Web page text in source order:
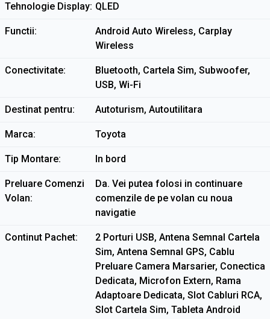
Tehnologie Display QLED
Functii
Android Auto Wireless, Carplay
Wireless
Conectivitate
Bluetooth, Cartela Sim, Subwoofer,
USB, Wi-Fi
Destinat pentru Autoturism, Autoutilitara
Marca Toyota
Tip Montare In bord
Preluare Comenzi
Volan
Da. Vei putea folosi in continuare
comenzile de pe volan cu noua
navigatie
Continut Pachet
2 Porturi USB, Antena Semnal Cartela
Sim, Antena Semnal GPS, Cablu
Preluare Camera Marsarier, Conectica
Dedicata, Microfon Extern, Rama
Adaptoare Dedicata, Slot Cabluri RCA,
Slot Cartela Sim, Tableta Android